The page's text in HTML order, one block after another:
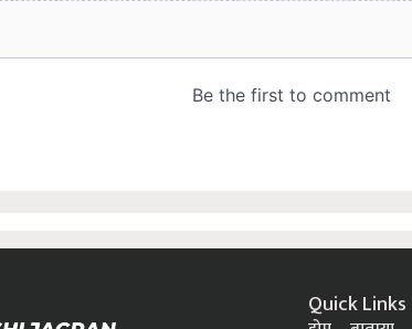
Quick Links
होम बातम्या